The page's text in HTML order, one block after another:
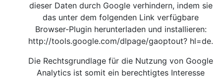
dieser Daten durch Google verhindern, indem sie
das unter dem folgenden Link verfügbare
Browser-Plugin herunterladen und installieren:
http://tools.google.com/dlpage/gaoptout? hl=de.
Die Rechtsgrundlage für die Nutzung von Google
Analytics ist somit ein berechtigtes Interesse